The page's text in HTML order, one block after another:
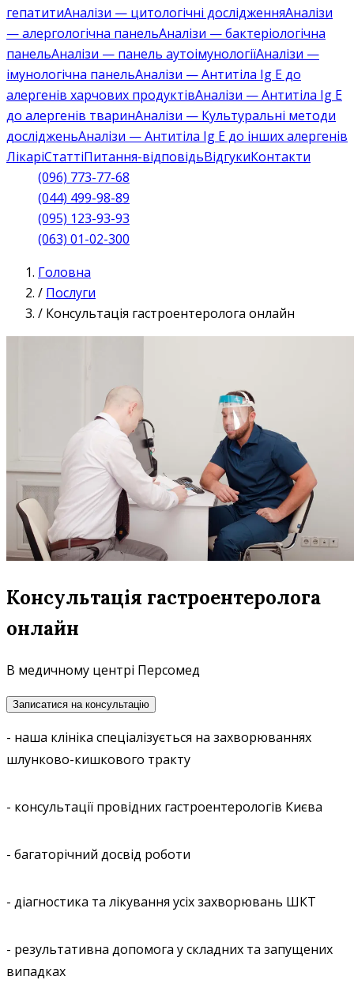
гепатитиАналізи — цитологічні дослідженняАналізи
— алергологічна панельАналізи — бактеріологічна
панельАналізи — панель аутоімунологіїАналізи —
імунологічна панельАналізи — Антитіла Ig E до
алергенів харчових продуктівАналізи — Антитіла Ig E
до алергенів тваринАналізи — Культуральні методи
дослідженьАналізи — Антитіла Ig E до інших алергенів
ЛікаріСтаттіПитання-відповідьВідгукиКонтакти
(096) 773-77-68
(044) 499-98-89
(095) 123-93-93
(063) 01-02-300
Головна
/ Послуги
/ Консультація гастроентеролога онлайн
Консультація гастроентеролога
онлайн
В медичному центрі Персомед
Записатися на консультацію
- наша клініка спеціалізується на захворюваннях
шлунково-кишкового тракту
- консультації провідних гастроентерологів Києва
- багаторічний досвід роботи
- діагностика та лікування усіх захворювань ШКТ
- результативна допомога у складних та запущених
випадках